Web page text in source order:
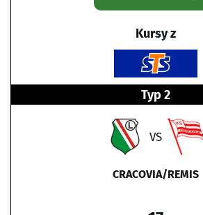
Kursy z
Typ 2
VS
CRACOVIA/REMIS